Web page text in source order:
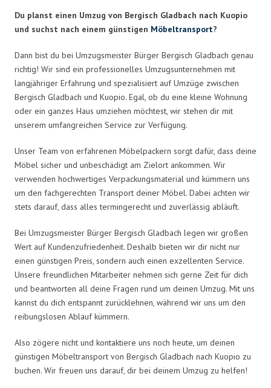
Du planst einen Umzug von Bergisch Gladbach nach Kuopio
und suchst nach einem günstigen Möbeltransport?
Dann bist du bei Umzugsmeister Bürger Bergisch Gladbach genau
richtig! Wir sind ein professionelles Umzugsunternehmen mit
langjähriger Erfahrung und spezialisiert auf Umzüge zwischen
Bergisch Gladbach und Kuopio. Egal, ob du eine kleine Wohnung
oder ein ganzes Haus umziehen möchtest, wir stehen dir mit
unserem umfangreichen Service zur Verfügung.
Unser Team von erfahrenen Möbelpackern sorgt dafür, dass deine
Möbel sicher und unbeschädigt am Zielort ankommen. Wir
verwenden hochwertiges Verpackungsmaterial und kümmern uns
um den fachgerechten Transport deiner Möbel. Dabei achten wir
stets darauf, dass alles termingerecht und zuverlässig abläuft.
Bei Umzugsmeister Bürger Bergisch Gladbach legen wir großen
Wert auf Kundenzufriedenheit. Deshalb bieten wir dir nicht nur
einen günstigen Preis, sondern auch einen exzellenten Service.
Unsere freundlichen Mitarbeiter nehmen sich gerne Zeit für dich
und beantworten all deine Fragen rund um deinen Umzug. Mit uns
kannst du dich entspannt zurücklehnen, während wir uns um den
reibungslosen Ablauf kümmern.
Also zögere nicht und kontaktiere uns noch heute, um deinen
günstigen Möbeltransport von Bergisch Gladbach nach Kuopio zu
buchen. Wir freuen uns darauf, dir bei deinem Umzug zu helfen!